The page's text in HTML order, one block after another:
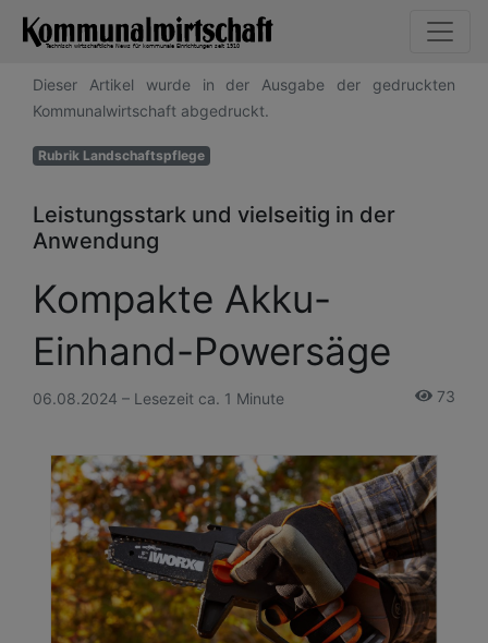
Dieser Artikel wurde in der Ausgabe der gedruckten
Kommunalwirtschaft abgedruckt.
Rubrik Landschaftspflege
Leistungsstark und vielseitig in der
Anwendung
Kompakte Akku-
Einhand-Powersäge
06.08.2024 – Lesezeit ca. 1 Minute 73